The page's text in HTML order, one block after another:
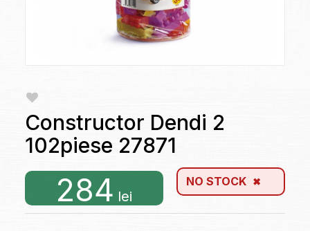
Constructor Dendi 2
102piese 27871
284 lei
NO STOCK